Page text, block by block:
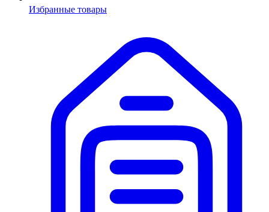
Избранные товары